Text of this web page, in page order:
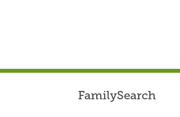
FamilySearch